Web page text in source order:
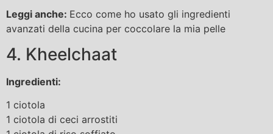
Leggi anche: Ecco come ho usato gli ingredienti
avanzati della cucina per coccolare la mia pelle
4. Kheelchaat
Ingredienti:
1 ciotola
1 ciotola di ceci arrostiti